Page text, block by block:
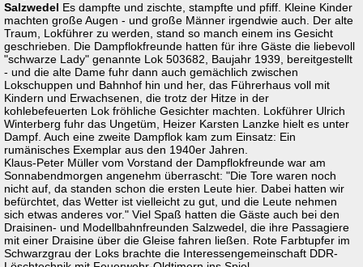
Salzwedel Es dampfte und zischte, stampfte und pfiff. Kleine Kinder
machten große Augen - und große Männer irgendwie auch. Der alte
Traum, Lokführer zu werden, stand so manch einem ins Gesicht
geschrieben. Die Dampflokfreunde hatten für ihre Gäste die liebevoll
"schwarze Lady" genannte Lok 503682, Baujahr 1939, bereitgestellt
- und die alte Dame fuhr dann auch gemächlich zwischen
Lokschuppen und Bahnhof hin und her, das Führerhaus voll mit
Kindern und Erwachsenen, die trotz der Hitze in der
kohlebefeuerten Lok fröhliche Gesichter machten. Lokführer Ulrich
Winterberg fuhr das Ungetüm, Heizer Karsten Lanzke hielt es unter
Dampf. Auch eine zweite Dampflok kam zum Einsatz: Ein
rumänisches Exemplar aus den 1940er Jahren.
Klaus-Peter Müller vom Vorstand der Dampflokfreunde war am
Sonnabendmorgen angenehm überrascht: "Die Tore waren noch
nicht auf, da standen schon die ersten Leute hier. Dabei hatten wir
befürchtet, das Wetter ist vielleicht zu gut, und die Leute nehmen
sich etwas anderes vor." Viel Spaß hatten die Gäste auch bei den
Draisinen- und Modellbahnfreunden Salzwedel, die ihre Passagiere
mit einer Draisine über die Gleise fahren ließen. Rote Farbtupfer im
Schwarzgrau der Loks brachte die Interessengemeinschaft DDR-